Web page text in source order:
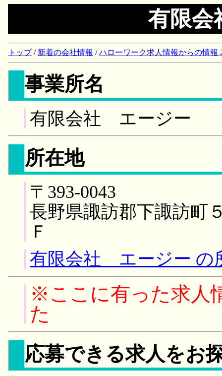
有限
トップ/ 新着の会社情報 /ハローワーク求人情報からの情報
事業所名
有限会社 エージー
所在地
〒393-0043
長野県諏訪郡下諏訪町
Ｆ
有限会社 エージー の
※ここに有った求人
た
応募できる求人をお